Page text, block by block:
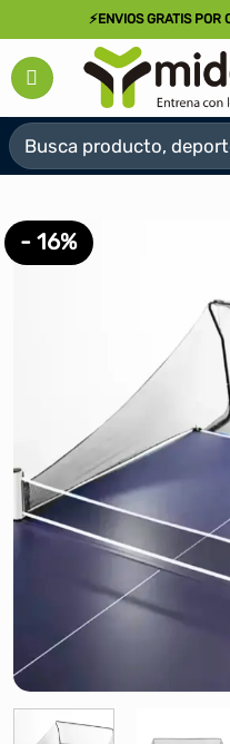
al
contenido
⚡ENVIOS GRATIS
Buscar
por:
- 16%